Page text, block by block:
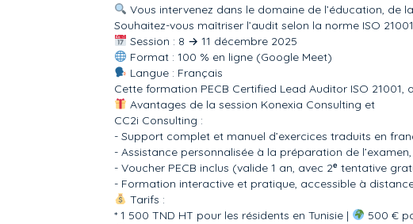
Vous intervenez dans le domaine de l’éducation, de
Souhaitez-vous maîtriser l’audit selon la norme ISO
Session : 8 → 11 décembre 2025
Format : 100 % en ligne (Google Meet)
Langue : Français
Cette formation PECB Certified Lead Auditor ISO
Avantages de la session Konexia Consulting et
CC2i Consulting :
- Support complet et manuel d’exercices traduits en
- Assistance personnalisée à la préparation de l’examen,
- Voucher PECB inclus (valide 1 an, avec 2ᵉ tentative
- Formation interactive et pratique, accessible à
Tarifs :
* 1 500 TND HT pour les résidents en Tunisie |
500 €